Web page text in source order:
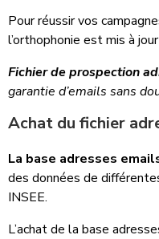
Pour réussir vos
l’orthophonie est mis à
Fichier de prospection
garantie d’emails sans
Achat du fichier
La base adresses
des données de
INSEE.
L’achat de la base